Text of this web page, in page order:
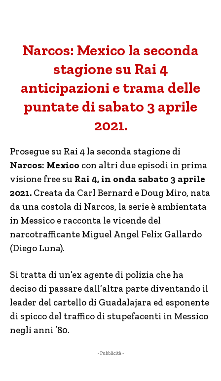
Narcos: Mexico la seconda
stagione su Rai 4
anticipazioni e trama delle
puntate di sabato 3 aprile
2021.
Prosegue su Rai 4 la seconda stagione di
Narcos: Mexico con altri due episodi in prima
visione free su Rai 4, in onda sabato 3 aprile
2021. Creata da Carl Bernard e Doug Miro, nata
da una costola di Narcos, la serie è ambientata
in Messico e racconta le vicende del
narcotrafficante Miguel Angel Felix Gallardo
(Diego Luna).
Si tratta di un’ex agente di polizia che ha
deciso di passare dall’altra parte diventando il
leader del cartello di Guadalajara ed esponente
di spicco del traffico di stupefacenti in Messico
negli anni ’80.
- Pubblicità -